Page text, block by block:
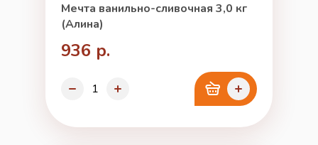
Мечта ванильно-сливочная 3,0 кг
(Алина)
936 р.